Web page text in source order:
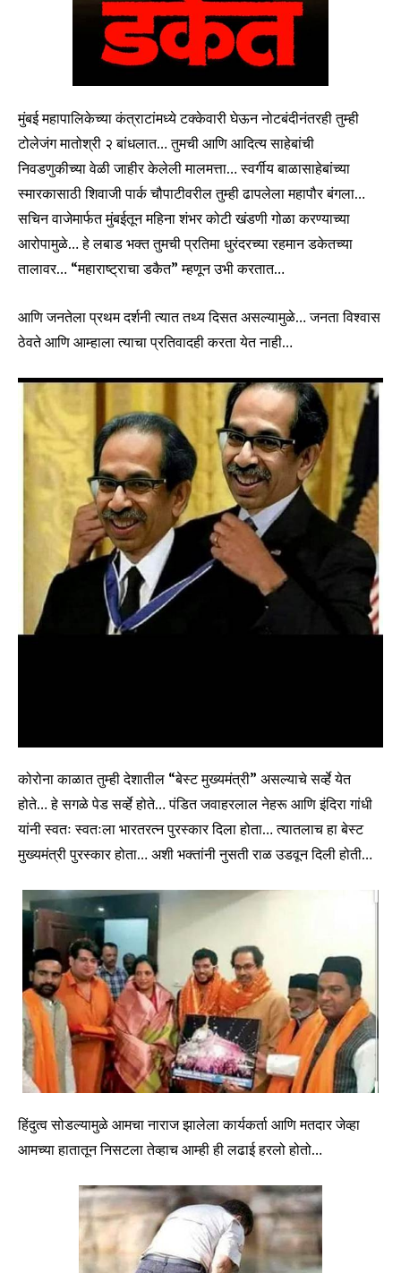
मुंबई महापालिकेच्या कंत्राटांमध्ये टक्केवारी घेऊन नोटबंदीनंतरही तुम्ही
टोलेजंग मातोश्री २ बांधलात… तुमची आणि आदित्य साहेबांची
निवडणुकीच्या वेळी जाहीर केलेली मालमत्ता… स्वर्गीय बाळासाहेबांच्या
स्मारकासाठी शिवाजी पार्क चौपाटीवरील तुम्ही ढापलेला महापौर बंगला…
सचिन वाजेमार्फत मुंबईतून महिना शंभर कोटी खंडणी गोळा करण्याच्या
आरोपामुळे… हे लबाड भक्त तुमची प्रतिमा धुरंदरच्या रहमान डकेतच्या
तालावर… “महाराष्ट्राचा डकैत” म्हणून उभी करतात…
आणि जनतेला प्रथम दर्शनी त्यात तथ्य दिसत असल्यामुळे… जनता विश्वास
ठेवते आणि आम्हाला त्याचा प्रतिवादही करता येत नाही…
कोरोना काळात तुम्ही देशातील “बेस्ट मुख्यमंत्री” असल्याचे सर्व्हे येत
होते… हे सगळे पेड सर्व्हे होते… पंडित जवाहरलाल नेहरू आणि इंदिरा गांधी
यांनी स्वतः स्वतःला भारतरत्न पुरस्कार दिला होता… त्यातलाच हा बेस्ट
मुख्यमंत्री पुरस्कार होता… अशी भक्तांनी नुसती राळ उडवून दिली होती…
हिंदुत्व सोडल्यामुळे आमचा नाराज झालेला कार्यकर्ता आणि मतदार जेव्हा
आमच्या हातातून निसटला तेव्हाच आम्ही ही लढाई हरलो होतो…